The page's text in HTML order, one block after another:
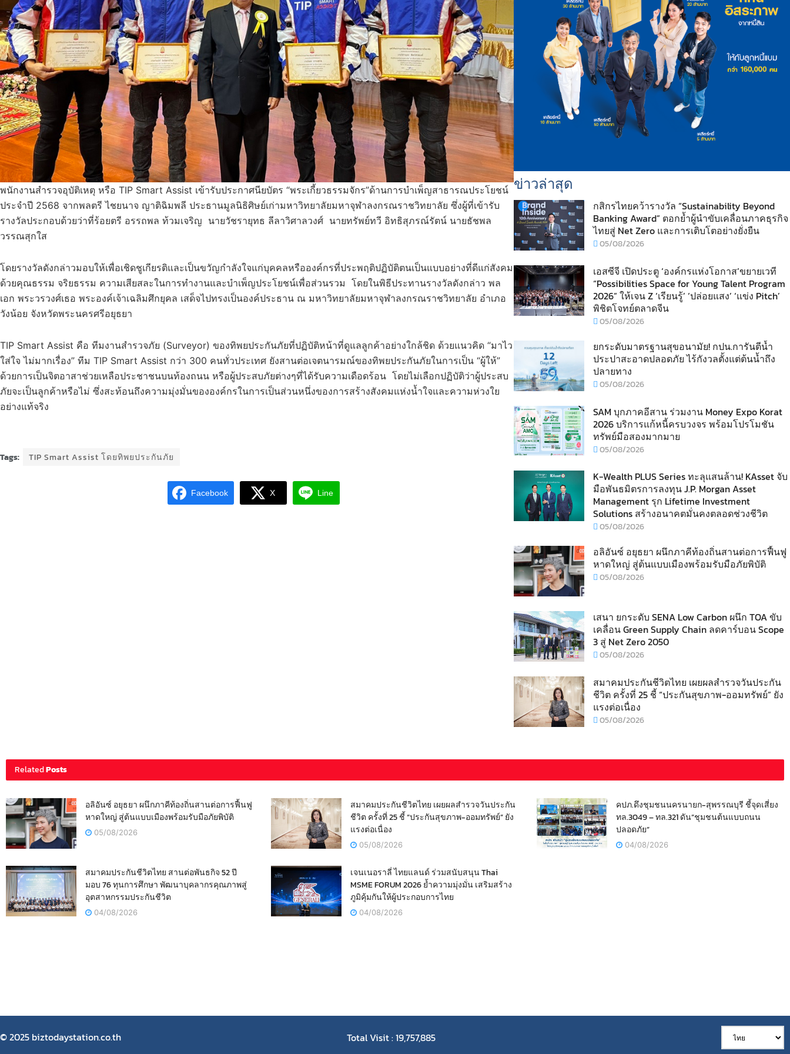
พนักงานสำรวจอุบัติเหตุ หรือ TIP Smart Assist เข้ารับประกาศนียบัตร “พระเกี้ยวธรรมจักร”ด้านการบำเพ็ญสาธารณประโยชน์
ประจำปี 2568 จากพลตรี ไชยนาจ ญาติฉิมพลี ประธานมูลนิธิศิษย์เก่ามหาวิทยาลัยมหาจุฬาลงกรณราชวิทยาลัย ซึ่งผู้ที่เข้ารับ
รางวัลประกอบด้วยว่าที่ร้อยตรี อรรถพล ท้วมเจริญ นายวัชรายุทธ ลีลาวิศาลวงศ์ นายทรัพย์ทวี อิทธิสุภรณ์รัตน์ นายธัชพล
วรรณสุกใส
โดยรางวัลดังกล่าวมอบให้เพื่อเชิดชูเกียรติและเป็นขวัญกำลังใจแก่บุคคลหรือองค์กรที่ประพฤติปฏิบัติตนเป็นแบบอย่างที่ดีแก่สังคม
ด้วยคุณธรรม จริยธรรม ความเสียสละในการทำงานและบำเพ็ญประโยชน์เพื่อส่วนรวม โดยในพิธีประทานรางวัลดังกล่าว พล
เอก พระวรวงศ์เธอ พระองค์เจ้าเฉลิมศึกยุคล เสด็จไปทรงเป็นองค์ประธาน ณ มหาวิทยาลัยมหาจุฬาลงกรณราชวิทยาลัย อำเภอ
วังน้อย จังหวัดพระนครศรีอยุธยา
TIP Smart Assist คือ ทีมงานสำรวจภัย (Surveyor) ของทิพยประกันภัยที่ปฏิบัติหน้าที่ดูแลลูกค้าอย่างใกล้ชิด ด้วยแนวคิด “มาไว
ใส่ใจ ไม่มากเรื่อง” ทีม TIP Smart Assist กว่า 300 คนทั่วประเทศ ยังสานต่อเจตนารมณ์ของทิพยประกันภัยในการเป็น “ผู้ให้”
ด้วยการเป็นจิตอาสาช่วยเหลือประชาชนบนท้องถนน หรือผู้ประสบภัยต่างๆที่ได้รับความเดือดร้อน โดยไม่เลือกปฏิบัติว่าผู้ประสบ
ภัยจะเป็นลูกค้าหรือไม่ ซึ่งสะท้อนถึงความมุ่งมั่นขององค์กรในการเป็นส่วนหนึ่งของการสร้างสังคมแห่งน้ำใจและความห่วงใย
อย่างแท้จริง
Tags: TIP Smart Assist โดยทิพยประกันภัย
Facebook X Line
ข่าวล่าสุด
กสิกรไทยคว้ารางวัล “Sustainability Beyond
Banking Award” ตอกย้ำผู้นำขับเคลื่อนภาคธุรกิจ
ไทยสู่ Net Zero และการเติบโตอย่างยั่งยืน
05/08/2026
เอสซีจี เปิดประตู ‘องค์กรแห่งโอกาส’ขยายเวที
“Possibilities Space for Young Talent Program
2026” ให้เจน Z ‘เรียนรู้’ ‘ปล่อยแสง’ ‘แข่ง Pitch’
พิชิตโจทย์ตลาดจีน
05/08/2026
ยกระดับมาตรฐานสุขอนามัย! กปน.การันตีน้ำ
ประปาสะอาดปลอดภัย ไร้กังวลตั้งแต่ต้นน้ำถึง
ปลายทาง
05/08/2026
SAM บุกภาคอีสาน ร่วมงาน Money Expo Korat
2026 บริการแก้หนี้ครบวงจร พร้อมโปรโมชัน
ทรัพย์มือสองมากมาย
05/08/2026
K-Wealth PLUS Series ทะลุแสนล้าน! KAsset จับ
มือพันธมิตรการลงทุน J.P. Morgan Asset
Management รุก Lifetime Investment
Solutions สร้างอนาคตมั่นคงตลอดช่วงชีวิต
05/08/2026
อลิอันซ์ อยุธยา ผนึกภาคีท้องถิ่นสานต่อการฟื้นฟู
หาดใหญ่ สู่ต้นแบบเมืองพร้อมรับมือภัยพิบัติ
05/08/2026
เสนา ยกระดับ SENA Low Carbon ผนึก TOA ขับ
เคลื่อน Green Supply Chain ลดคาร์บอน Scope
3 สู่ Net Zero 2050
05/08/2026
สมาคมประกันชีวิตไทย เผยผลสำรวจวันประกัน
ชีวิต ครั้งที่ 25 ชี้ “ประกันสุขภาพ-ออมทรัพย์” ยัง
แรงต่อเนื่อง
05/08/2026
RelatedPosts
อลิอันซ์ อยุธยา ผนึกภาคีท้องถิ่นสานต่อการฟื้นฟู
หาดใหญ่ สู่ต้นแบบเมืองพร้อมรับมือภัยพิบัติ
05/08/2026
สมาคมประกันชีวิตไทย เผยผลสำรวจวันประกัน
ชีวิต ครั้งที่ 25 ชี้ “ประกันสุขภาพ-ออมทรัพย์” ยัง
แรงต่อเนื่อง
05/08/2026
คปภ.ดึงชุมชนนครนายก-สุพรรณบุรี ชี้จุดเสี่ยง
ทล.3049 – ทล.321 ดัน”ชุมชนต้นแบบถนน
ปลอดภัย”
04/08/2026
สมาคมประกันชีวิตไทย สานต่อพันธกิจ 52 ปี
มอบ 76 ทุนการศึกษา พัฒนาบุคลากรคุณภาพสู่
อุตสาหกรรมประกันชีวิต
04/08/2026
เจนเนอราลี่ ไทยแลนด์ ร่วมสนับสนุน Thai
MSME FORUM 2026 ย้ำความมุ่งมั่น เสริมสร้าง
ภูมิคุ้มกันให้ผู้ประกอบการไทย
04/08/2026
© 2025 biztodaystation.co.th Total Visit : 19,757,885